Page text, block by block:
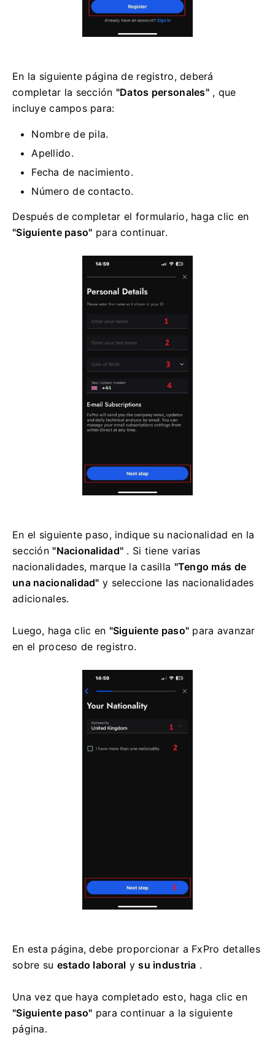
En la siguiente página de registro, deberá
completar la sección "Datos personales", que
incluye campos para:
Nombre de pila.
Apellido.
Fecha de nacimiento.
Número de contacto.
Después de completar el formulario, haga clic en
"Siguiente paso" para continuar.
En el siguiente paso, indique su nacionalidad en la
sección "Nacionalidad" . Si tiene varias
nacionalidades, marque la casilla "Tengo más de
una nacionalidad" y seleccione las nacionalidades
adicionales.
Luego, haga clic en "Siguiente paso" para avanzar
en el proceso de registro.
En esta página, debe proporcionar a FxPro detalles
sobre su estado laboral ysu industria .
Una vez que haya completado esto, haga clic en
"Siguiente paso" para continuar a la siguiente
página.